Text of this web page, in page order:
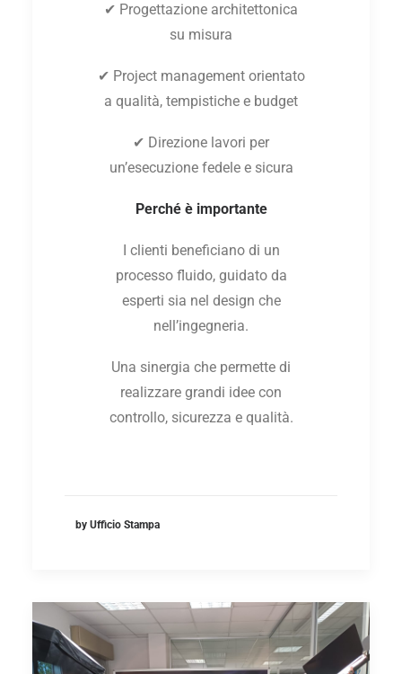
✔ Progettazione architettonica
su misura
✔ Project management orientato
a qualità, tempistiche e budget
✔ Direzione lavori per
un’esecuzione fedele e sicura
Perché è importante
I clienti beneficiano di un
processo fluido, guidato da
esperti sia nel design che
nell’ingegneria.
Una sinergia che permette di
realizzare grandi idee con
controllo, sicurezza e qualità.
by Ufficio Stampa